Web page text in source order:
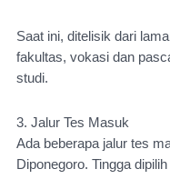
Saat ini, ditelisik dari
fakultas, vokasi dan
studi.
3. Jalur Tes Masuk
Ada beberapa jalur tes
Diponegoro. Tingga